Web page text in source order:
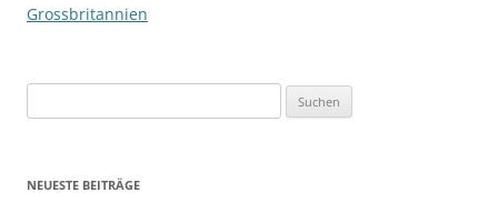
Grossbritannien
nach:
NEUESTE BEITRÄGE